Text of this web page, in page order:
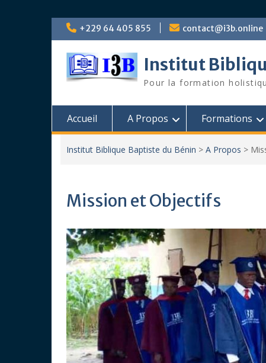
Skip
+229 64 405 855 contact@i3b.online
Institut
Pour la formation
Accueil A Propos Formations
Institut Biblique Baptiste du Bénin > A Propos >
Mission et Objectifs